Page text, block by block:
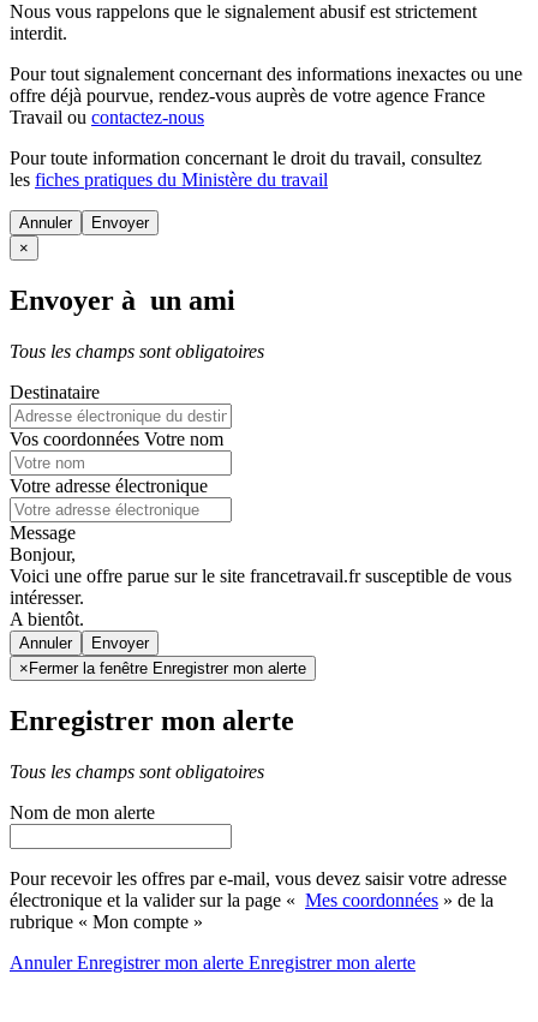
Nous vous rappelons que le signalement abusif est strictement
interdit.
Pour tout signalement concernant des informations inexactes ou une
offre déjà pourvue, rendez-vous auprès de votre agence France
Travail ou contactez-nous
Pour toute information concernant le droit du travail, consultez
les fiches pratiques du Ministère du travail
Annuler
×
Envoyer à un ami
Tous les champs sont obligatoires
Destinataire
Vos coordonnées Votre nom
Votre adresse électronique
Message
Bonjour,
Voici une offre parue sur le site francetravail.fr susceptible de vous
intéresser.
A bientôt.
Annuler
× Fermer la fenêtre Enregistrer mon alerte
Enregistrer mon alerte
Tous les champs sont obligatoires
Nom de mon alerte
Pour recevoir les offres par e-mail, vous devez saisir votre adresse
électronique et la valider sur la page « Mes coordonnées » de la
rubrique « Mon compte »
AnnulerEnregistrer mon alerte Enregistrermon alerte